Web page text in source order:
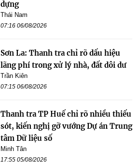
dựng
Thái Nam
07:16 06/08/2026
Sơn La: Thanh tra chỉ rõ dấu hiệu
lãng phí trong xử lý nhà, đất dôi dư
Trần Kiên
07:15 06/08/2026
Thanh tra TP Huế chỉ rõ nhiều thiếu
sót, kiến nghị gỡ vướng Dự án Trung
tâm Dữ liệu số
Minh Tân
17:55 05/08/2026